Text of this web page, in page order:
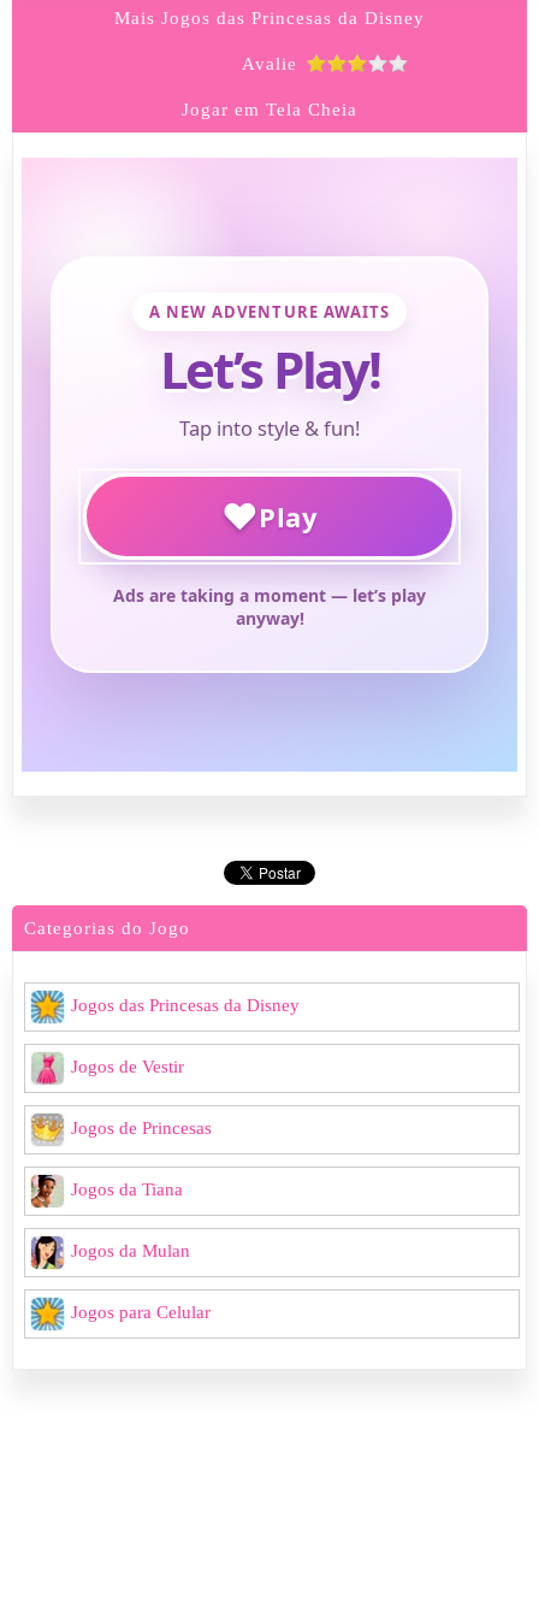
Mais Jogos das Princesas da Disney
Avalie
Jogar em Tela Cheia
Categorias do Jogo
Jogos das Princesas da Disney
Jogos de Vestir
Jogos de Princesas
Jogos da Tiana
Jogos da Mulan
Jogos para Celular